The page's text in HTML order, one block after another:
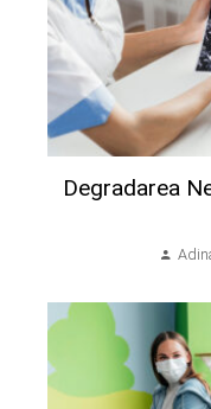
Degradarea